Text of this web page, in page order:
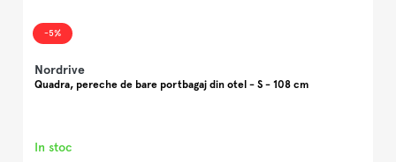
-5%
Nordrive
Quadra, pereche de bare portbagaj din otel - S - 108 cm
In stoc